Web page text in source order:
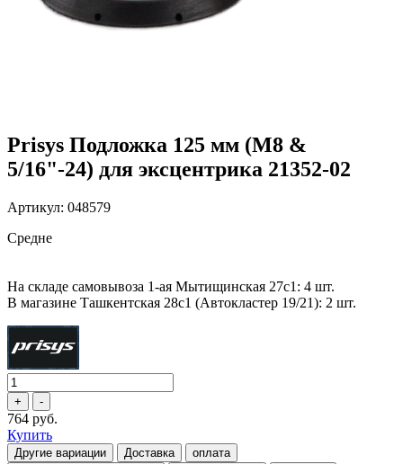
Prisys Подложка 125 мм (M8 &
5/16"-24) для эксцентрика 21352-02
Артикул: 048579
Средне
На складе самовывоза 1-ая Мытищинская 27с1: 4 шт.
В магазине Ташкентская 28с1 (Автокластер 19/21): 2 шт.
764 руб.
Купить
Другие вариации Доставка
оплата